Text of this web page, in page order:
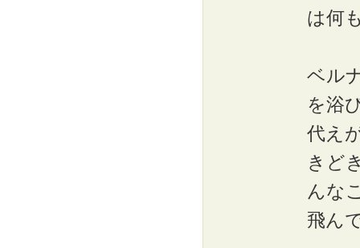
は何
ベル
を浴
代え
きど
んな
飛ん